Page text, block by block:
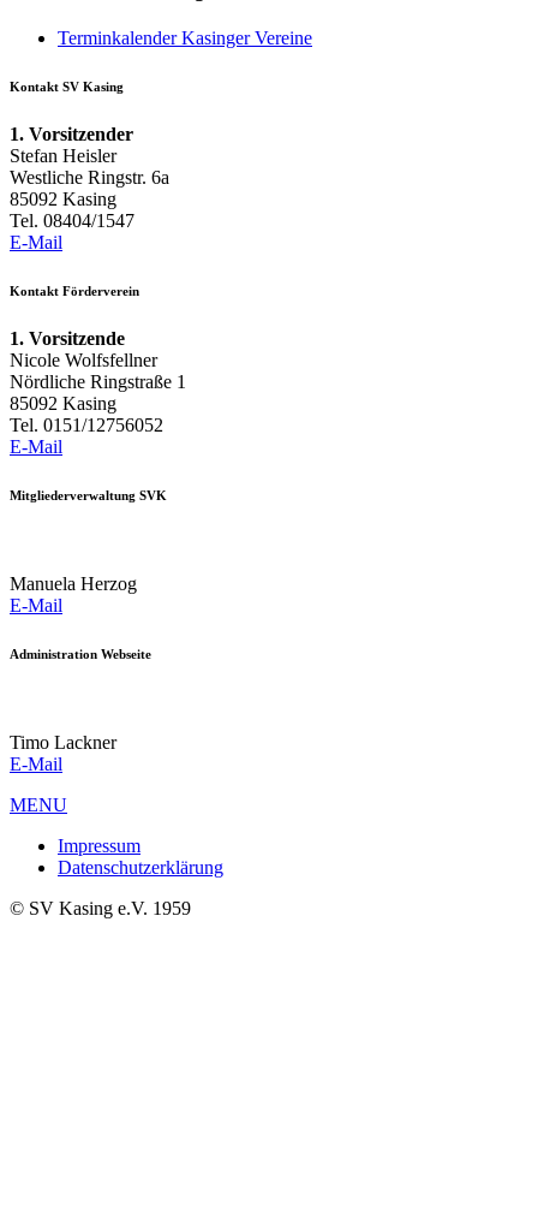
Terminkalender Kasinger Vereine
Kontakt SV Kasing
1. Vorsitzender
Stefan Heisler
Westliche Ringstr. 6a
85092 Kasing
Tel. 08404/1547
E-Mail
Kontakt Förderverein
1. Vorsitzende
Nicole Wolfsfellner
Nördliche Ringstraße 1
85092 Kasing
Tel. 0151/12756052
E-Mail
Mitgliederverwaltung SVK
Manuela Herzog
E-Mail
Administration Webseite
Timo Lackner
E-Mail
MENU
Impressum
Datenschutzerklärung
© SV Kasing e.V. 1959